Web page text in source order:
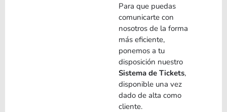
Para que puedas
comunicarte con
nosotros de la forma
más eficiente,
ponemos a tu
disposición nuestro
Sistema de Tickets,
disponible una vez
dado de alta como
cliente.